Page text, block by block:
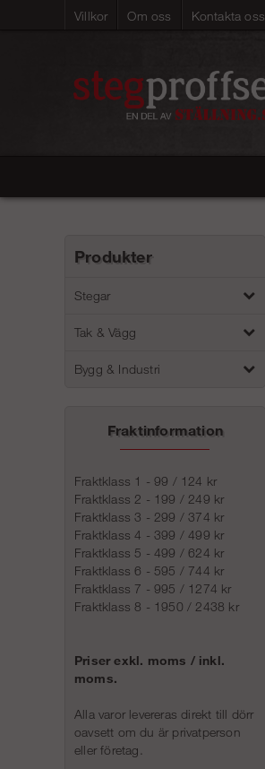
Villkor Om oss Kontakta oss
Produkter
Stegar
Tak & Vägg
Bygg & Industri
Fraktinformation
Fraktklass 1 - 99 / 124 kr
Fraktklass 2 - 199 / 249 kr
Fraktklass 3 - 299 / 374 kr
Fraktklass 4 - 399 / 499 kr
Fraktklass 5 - 499 / 624 kr
Fraktklass 6 - 595 / 744 kr
Fraktklass 7 - 995 / 1274 kr
Fraktklass 8 - 1950 / 2438 kr
Priser exkl. moms / inkl.
moms.
Alla varor levereras direkt till dörr
oavsett om du är privatperson
eller företag.